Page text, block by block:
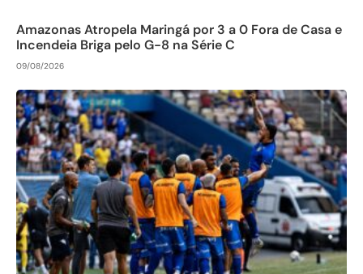
Amazonas Atropela Maringá por 3 a 0 Fora de Casa e
Incendeia Briga pelo G-8 na Série C
09/08/2026